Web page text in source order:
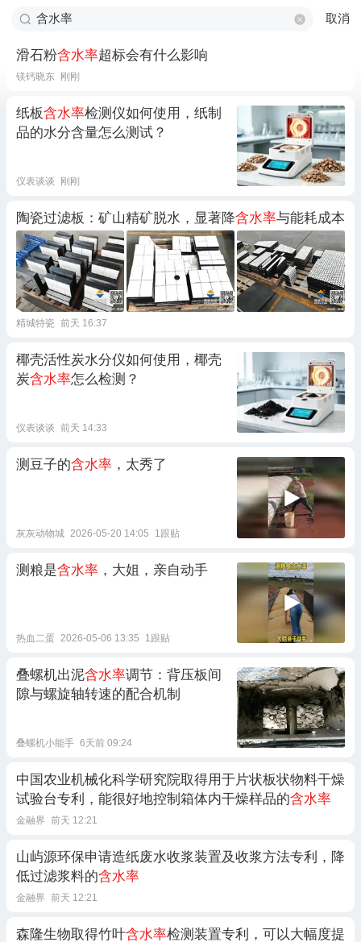
取消
滑石粉含水率超标会有什么影响
镁钙晓东 刚刚
纸板含水率检测仪如何使用，纸制
品的水分含量怎么测试？
仪表谈谈 刚刚
陶瓷过滤板：矿山精矿脱水，显著降含水率与能耗成本
精城特瓷 前天 16:37
椰壳活性炭水分仪如何使用，椰壳
炭含水率怎么检测？
仪表谈谈 前天 14:33
测豆子的含水率 ，太秀了
灰灰动物城 2026-05-20 14:05 1跟贴
测粮是含水率 ，大姐，亲自动手
热血二蛋 2026-05-06 13:35 1跟贴
叠螺机出泥含水率调节：背压板间
隙与螺旋轴转速的配合机制
叠螺机小能手 6天前 09:24
中国农业机械化科学研究院取得用于片状板状物料干燥
试验台专利，能很好地控制箱体内干燥样品的含水率
金融界 前天 12:21
山屿源环保申请造纸废水收浆装置及收浆方法专利，降
低过滤浆料的含水率
金融界 前天 12:21
森隆生物取得竹叶含水率检测装置专利，可以大幅度提